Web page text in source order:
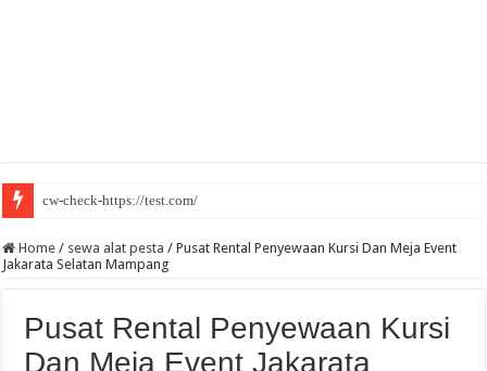
cw-check-https://test.com/
Home / sewa alat pesta / Pusat Rental Penyewaan Kursi Dan Meja Event
Jakarata Selatan Mampang
Pusat Rental Penyewaan Kursi
Dan Meja Event Jakarata